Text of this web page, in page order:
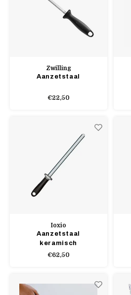
Zwilling
Aanzetstaal
€22,50
Ioxio
Aanzetstaal
keramisch
€62,50